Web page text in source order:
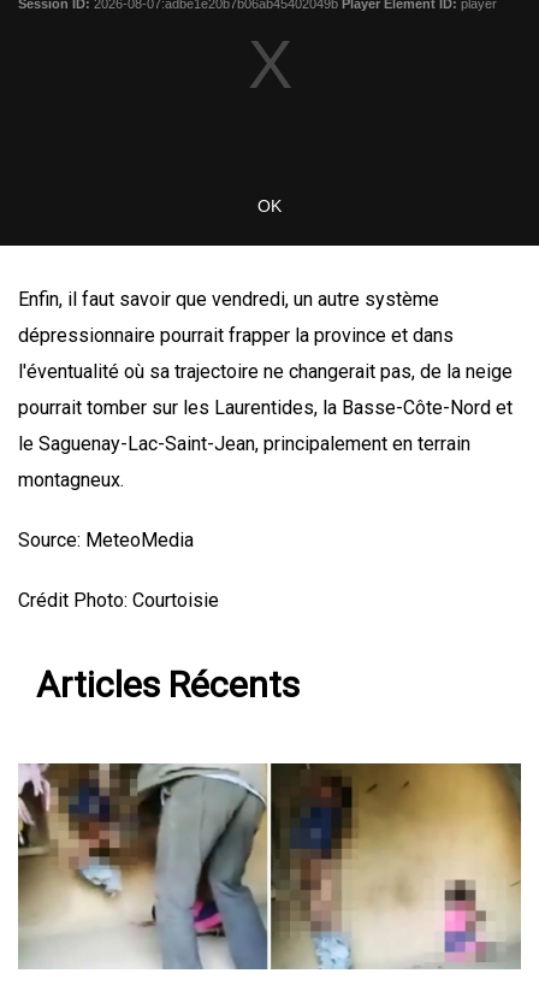
Enfin, il faut savoir que vendredi, un autre système
dépressionnaire pourrait frapper la province et dans
l'éventualité où sa trajectoire ne changerait pas, de la neige
pourrait tomber sur les Laurentides, la Basse-Côte-Nord et
le Saguenay-Lac-Saint-Jean, principalement en terrain
montagneux.
Source: MeteoMedia
Crédit Photo: Courtoisie
Articles Récents